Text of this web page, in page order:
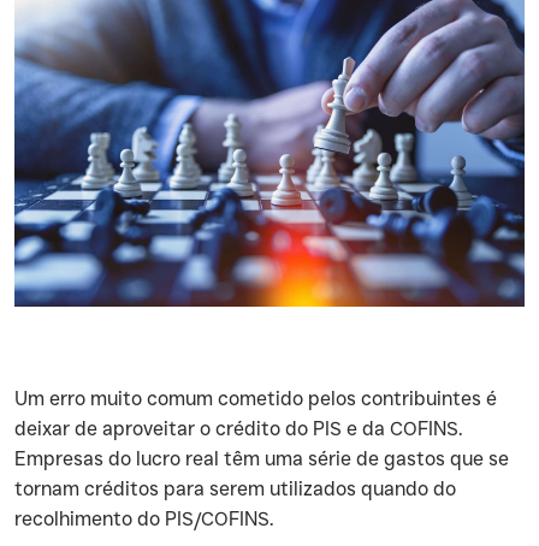
‍Um erro muito comum cometido pelos contribuintes é
deixar de aproveitar o crédito do PIS e da COFINS.
Empresas do lucro real têm uma série de gastos que se
tornam créditos para serem utilizados quando do
recolhimento do PIS/COFINS.